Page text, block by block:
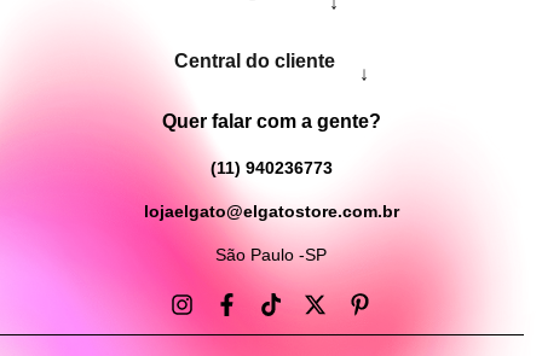
Central do cliente
↓
Quer falar com a gente?
(11) 940236773
lojaelgato@elgatostore.com.br
São Paulo -SP